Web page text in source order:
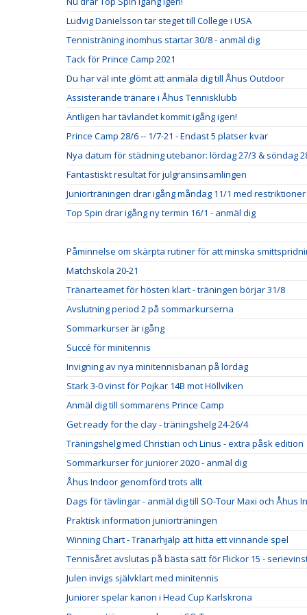
Ludvig Danielsson tar steget till College i USA
Tennisträning inomhus startar 30/8 - anmäl dig
Tack för Prince Camp 2021
Du har väl inte glömt att anmäla dig till Åhus Outdoor
Assisterande tränare i Åhus Tennisklubb
Äntligen har tävlandet kommit igång igen!
Prince Camp 28/6 -- 1/7-21 - Endast 5 platser kvar
Nya datum för städning utebanor: lördag 27/3 & söndag
Fantastiskt resultat för julgransinsamlingen
Juniorträningen drar igång måndag 11/1 med restriktioner
Top Spin drar igång ny termin 16/1 - anmäl dig
Påminnelse om skärpta rutiner för att minska
Matchskola 20-21
Tränarteamet för hösten klart - träningen börjar 31/8
Avslutning period 2 på sommarkurserna
Sommarkurser är igång
Succé för minitennis
Invigning av nya minitennisbanan på lördag
Stark 3-0 vinst för Pojkar 14B mot Höllviken
Anmäl dig till sommarens Prince Camp
Get ready for the clay - träningshelg 24-26/4
Träningshelg med Christian och Linus - extra påsk edition
Sommarkurser för juniorer 2020 - anmäl dig
Åhus Indoor genomförd trots allt
Dags för tävlingar - anmäl dig till SO-Tour Maxi och Åhus
Praktisk information juniorträningen
Winning Chart - Tränarhjälp att hitta ett vinnande spel
Tennisåret avslutas på bästa sätt för Flickor 15 -
Julen invigs självklart med minitennis
Juniorer spelar kanon i Head Cup Karlskrona